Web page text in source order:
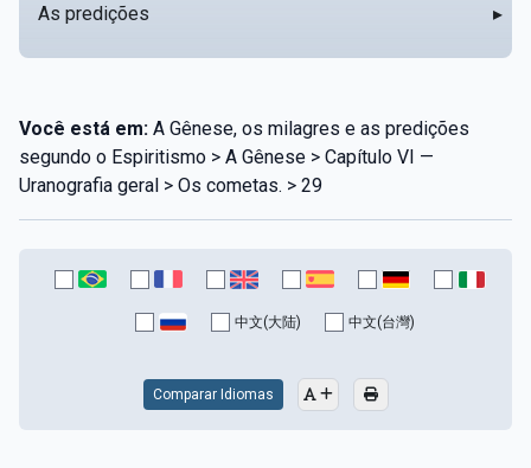
As predições ▸
Você está em: A Gênese, os milagres e as predições
segundo o Espiritismo > A Gênese > Capítulo VI —
Uranografia geral > Os cometas. > 29
中文(大陆) 中文(台灣)
Comparar Idiomas